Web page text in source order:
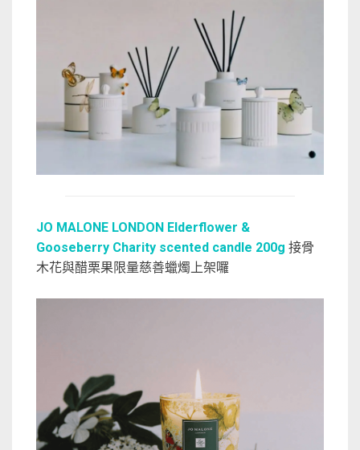
JO MALONE LONDON Elderflower &
Gooseberry Charity scented candle 200g 接骨
木花與醋栗果限量慈善蠟燭上架囉